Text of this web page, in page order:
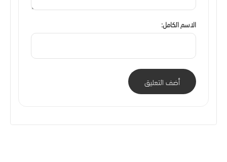
الاسم الكامل:
أضف التعليق